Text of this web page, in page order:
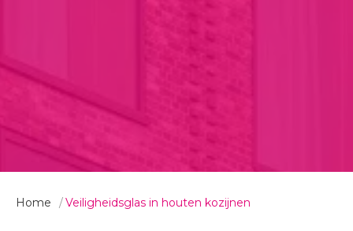
Home Veiligheidsglas in houten kozijnen